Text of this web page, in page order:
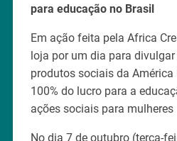
para educação no Brasil
Em ação feita pela Africa
loja por um dia para
produtos sociais da América
100% do lucro para a
ações sociais para mulheres
No dia 7 de outubro (terça-